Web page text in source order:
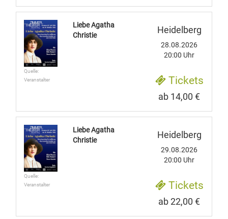
Quelle:
Veranstalter
Liebe Agatha
Christie
Heidelberg
28.08.2026
20:00 Uhr
Tickets
ab 14,00 €
Quelle:
Veranstalter
Liebe Agatha
Christie
Heidelberg
29.08.2026
20:00 Uhr
Tickets
ab 22,00 €